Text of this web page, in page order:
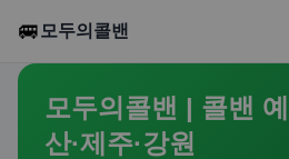
🚐 모두의콜밴
모두의콜밴 | 콜밴
산·제주·강원